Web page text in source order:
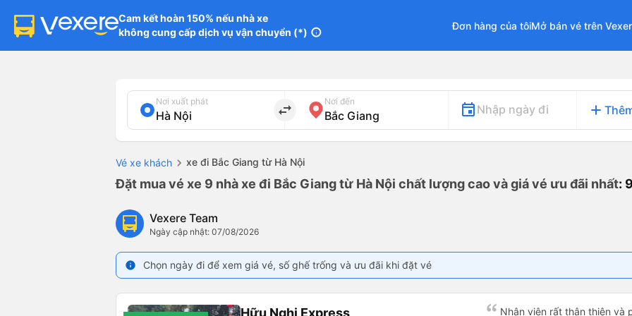
Cam kết hoàn 150% nếu nhà xe
không cung cấp dịch vụ vận chuyển (*) info
Đơn hàng của tôiMở bán vé trên
Nơi xuất phát
import_export
Nơi đến
Nhập ngày đi add
Vé xe khách xe đi Bắc Giang từ Hà Nội
Đặt mua vé xe 9 nhà xe đi Bắc Giang từ Hà Nội chất lượng cao và giá vé ưu đãi nhất:
Vexere Team
Ngày cập nhật: 07/08/2026
info Chọn ngày đi để xem giá vé, số ghế trống và ưu đãi khi đặt vé
Hữu Nghị Express
Nhân viên rất thân thiện và